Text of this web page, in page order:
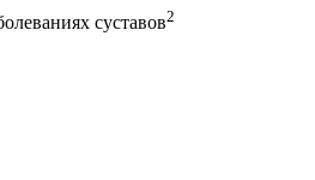
суставов2